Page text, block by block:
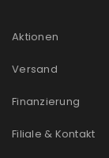
Aktionen
Versand
Finanzierung
Filiale & Kontakt